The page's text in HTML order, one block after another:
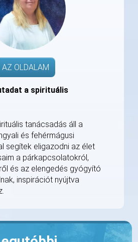
AZ OLDALAM
a spirituális
tanácsadás áll a
és fehérmágusi
segítek eligazodni az élet
a párkapcsolatokról,
és az elengedés gyógyító
inspirációt nyújtva